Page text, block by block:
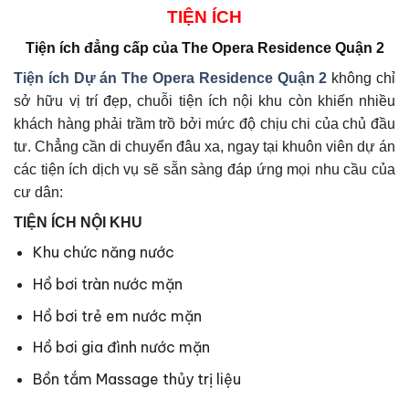
TIỆN ÍCH
Tiện ích đẳng cấp củaThe Opera Residence Quận 2
Tiện ích Dự ánThe Opera Residence Quận 2 không chỉ
sở hữu vị trí đẹp, chuỗi tiện ích nội khu còn khiến nhiều
khách hàng phải trầm trồ bởi mức độ chịu chi của chủ đầu
tư. Chẳng cần di chuyển đâu xa, ngay tại khuôn viên dự án
các tiện ích dịch vụ sẽ sẵn sàng đáp ứng mọi nhu cầu của
cư dân:
TIỆN ÍCH NỘI KHU
Khu chức năng nước
Hồ bơi tràn nước mặn
Hồ bơi trẻ em nước mặn
Hồ bơi gia đình nước mặn
Bồn tắm Massage thủy trị liệu